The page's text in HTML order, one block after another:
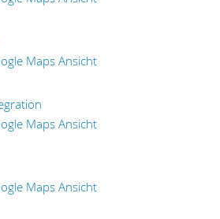
Maps Ansicht
Maps Ansicht
Maps Ansicht